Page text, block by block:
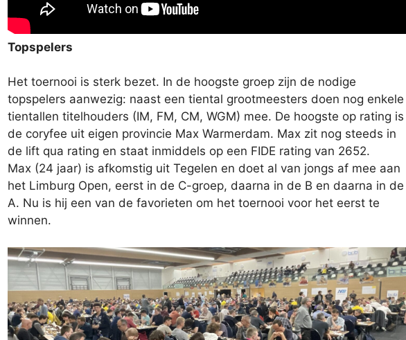
Topspelers
Het toernooi is sterk bezet. In de hoogste groep zijn de nodige
topspelers aanwezig: naast een tiental grootmeesters doen nog enkele
tientallen titelhouders (IM, FM, CM, WGM) mee. De hoogste op rating is
de coryfee uit eigen provincie Max Warmerdam. Max zit nog steeds in
de lift qua rating en staat inmiddels op een FIDE rating van 2652.
Max (24 jaar) is afkomstig uit Tegelen en doet al van jongs af mee aan
het Limburg Open, eerst in de C-groep, daarna in de B en daarna in de
A. Nu is hij een van de favorieten om het toernooi voor het eerst te
winnen.